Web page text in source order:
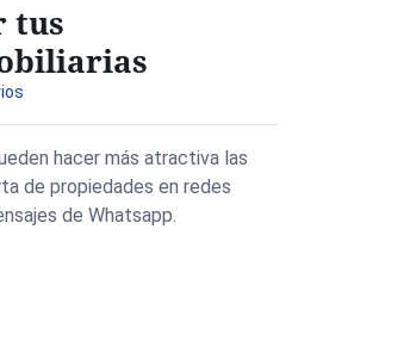
tus
hacer más atractiva las
de propiedades en redes
de Whatsapp.